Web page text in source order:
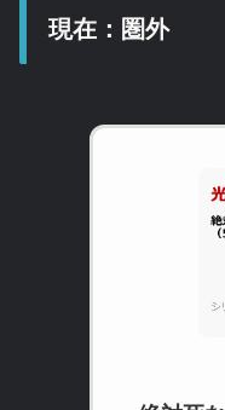
現在：圏外